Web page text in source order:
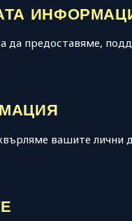
да предоставяме,
вашите лични